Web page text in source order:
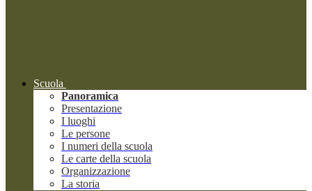
Scuola
Panoramica
Presentazione
I luoghi
Le persone
I numeri della scuola
Le carte della scuola
Organizzazione
La storia